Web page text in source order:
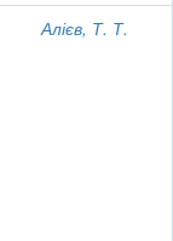
Алієв, Т. Т.